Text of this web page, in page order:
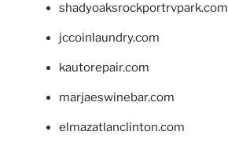
shadyoaksrockportrvpark.com
jccoinlaundry.com
kautorepair.com
marjaeswinebar.com
elmazatlanclinton.com